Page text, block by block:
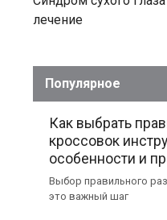
лечение
Популярное
Как выбрать
кроссовок
особенности и
Выбор правильного
это важный шаг